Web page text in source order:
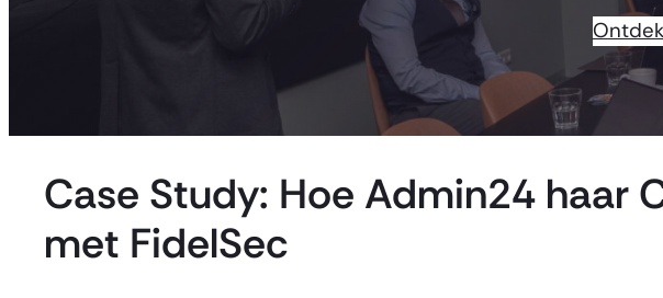
Case Study: Hoe Admin24 haar
met FidelSec